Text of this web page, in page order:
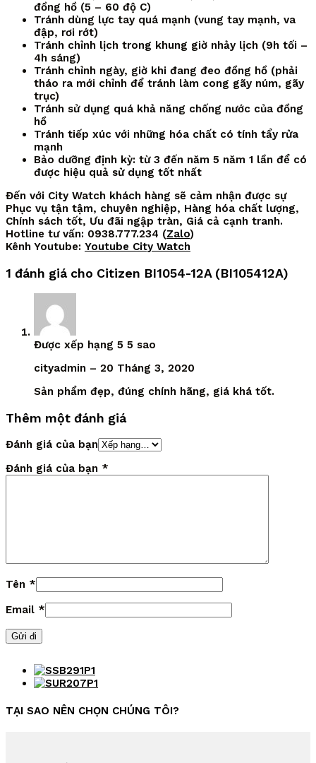
đồng hồ (5 – 60 độ C)
Tránh dùng lực tay quá mạnh (vung tay mạnh, va
đập, rơi rớt)
Tránh chỉnh lịch trong khung giờ nhảy lịch (9h tối –
4h sáng)
Tránh chỉnh ngày, giờ khi đang đeo đồng hồ (phải
tháo ra mới chỉnh để tránh làm cong gãy núm, gãy
trục)
Tránh sử dụng quá khả năng chống nước của đồng
hồ
Tránh tiếp xúc với những hóa chất có tính tẩy rửa
mạnh
Bảo dưỡng định kỳ: từ 3 đến năm 5 năm 1 lần để có
được hiệu quả sử dụng tốt nhất
Đến với City Watch khách hàng sẽ cảm nhận được sự
Phục vụ tận tậm, chuyên nghiệp, Hàng hóa chất lượng,
Chính sách tốt, Ưu đãi ngập tràn, Giá cả cạnh tranh.
Hotline tư vấn: 0938.777.234 (Zalo)
Kênh Youtube: Youtube City Watch
1 đánh giá cho Citizen BI1054-12A (BI105412A)
Được xếp hạng 5 5 sao
cityadmin – 20 Tháng 3, 2020
Sản phẩm đẹp, đúng chính hãng, giá khá tốt.
Thêm một đánh giá
Đánh giá của bạn
Đánh giá của bạn *
Tên *
Email *
TẠI SAO NÊN CHỌN CHÚNG TÔI?